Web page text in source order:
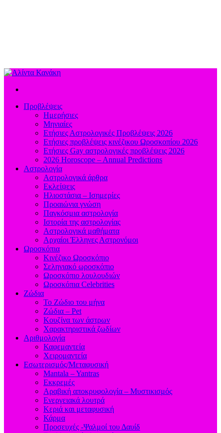
Προβλέψεις
Ημερήσιες
Μηνιαίες
Ετήσιες Αστρολογικές Προβλέψεις 2026
Ετήσιες προβλέψεις κινέζικου Ωροσκοπίου 2026
Ετήσιες Gay αστρολογικές προβλέψεις 2026
2026 Horoscope – Annual Predictions
Αστρολογία
Αστρολογικά άρθρα
Εκλείψεις
Ηλιοστάσια – Ισημερίες
Προαιώνια γνώση
Παγκόσμια αστρολογία
Ιστορία της αστρολογίας
Aστρολογικά μαθήματα
Aρχαίοι Έλληνες Αστρονόμοι
Ωροσκόπια
Κινέζικο Ωροσκόπιο
Σεληνιακό ωροσκόπιο
Ωροσκόπιο λουλουδιών
Ωροσκόπια Celebrities
Ζώδια
Το Ζώδιο του μήνα
Ζώδια – Pet
Κουζίνα των άστρων
Χαρακτηριστικά ζωδίων
Αριθμολογία
Καφεμαντεία
Χειρομαντεία
Εσωτερισμός/Μεταφυσική
Mantala – Yantras
Εκκρεμές
Αραβική αποκρυφολογία – Μυστικισμός
Ενεργειακά λουτρά
Κεριά και μεταφυσική
Κάρμα
Προσευχές -Ψαλμοί του Δαυίδ